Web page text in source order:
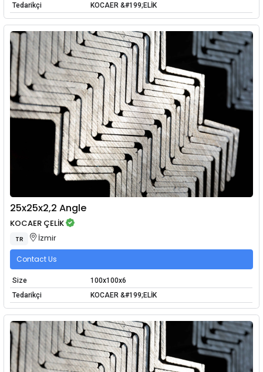
Tedarikçi
KOCAER &#199;ELİK
25x25x2,2 Angle
KOCAER ÇELİK
TR İzmir
Contact Us
Size
100x100x6
Tedarikçi
KOCAER &#199;ELİK